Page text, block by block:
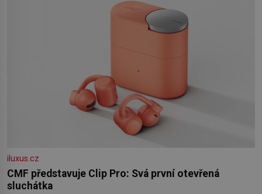
iluxus.cz
CMF představuje Clip Pro: Svá první otevřená
sluchátka